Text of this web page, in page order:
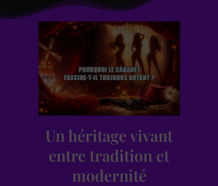
Un héritage vivant
entre tradition et
modernité